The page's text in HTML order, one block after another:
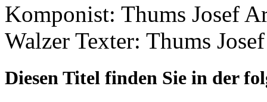
Komponist: Thums Josef
Walzer Texter: Thums Josef
Diesen Titel finden Sie in der